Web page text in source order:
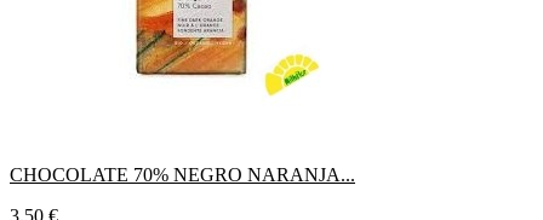
CHOCOLATE 70% NEGRO NARANJA...
Precio
3,50 €